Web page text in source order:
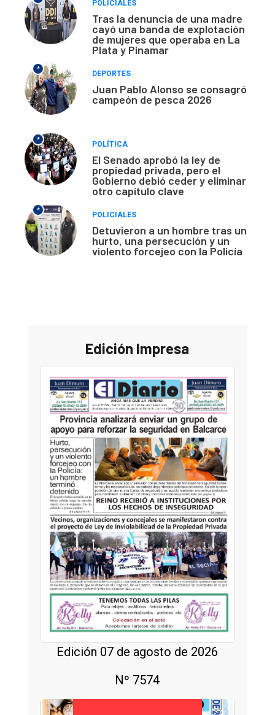
POLICIALES
Tras la denuncia de una madre
cayó una banda de explotación
de mujeres que operaba en La
Plata y Pinamar
*
DEPORTES
Juan Pablo Alonso se consagró
campeón de pesca 2026
*
POLÍTICA
El Senado aprobó la ley de
propiedad privada, pero el
Gobierno debió ceder y eliminar
otro capítulo clave
*
POLICIALES
Detuvieron a un hombre tras un
hurto, una persecución y un
violento forcejeo con la Policía
Edición Impresa
Edición 07 de agosto de 2026
Nº 7574